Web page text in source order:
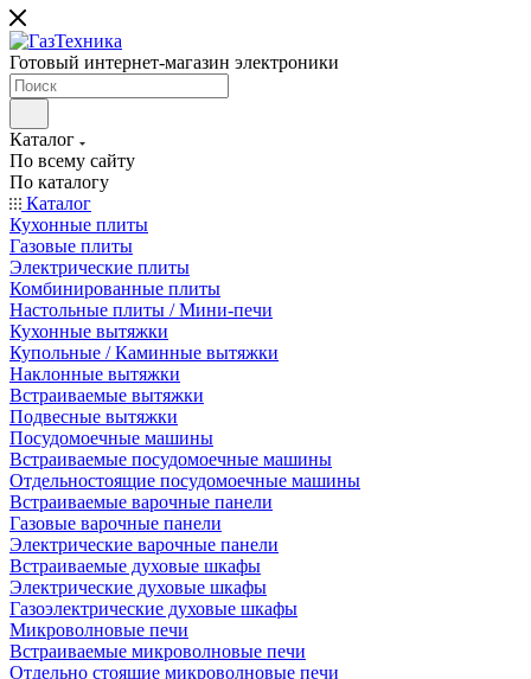
Готовый интернет-магазин электроники
Каталог
По всему сайту
По каталогу
Каталог
Кухонные плиты
Газовые плиты
Электрические плиты
Комбинированные плиты
Настольные плиты / Мини-печи
Кухонные вытяжки
Купольные / Каминные вытяжки
Наклонные вытяжки
Встраиваемые вытяжки
Подвесные вытяжки
Посудомоечные машины
Встраиваемые посудомоечные машины
Отдельностоящие посудомоечные машины
Встраиваемые варочные панели
Газовые варочные панели
Электрические варочные панели
Встраиваемые духовые шкафы
Электрические духовые шкафы
Газоэлектрические духовые шкафы
Микроволновые печи
Встраиваемые микроволновые печи
Отдельно стоящие микроволновые печи